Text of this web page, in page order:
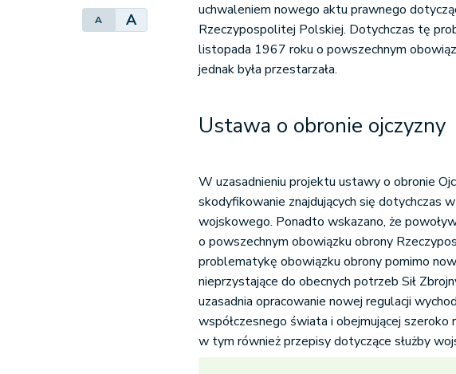
A A
uchwaleniem nowego aktu prawnego
Rzeczypospolitej Polskiej. Dotychczas tę
listopada 1967 roku o powszechnym
jednak była przestarzała.
Ustawa o obronie ojczyzny
W uzasadnieniu projektu ustawy o obronie
skodyfikowanie znajdujących się dotychczas
wojskowego. Ponadto wskazano, że
o powszechnym obowiązku obrony
problematykę obowiązku obrony pomimo
nieprzystające do obecnych potrzeb Sił
uzasadnia opracowanie nowej regulacji
współczesnego świata i obejmującej
w tym również przepisy dotyczące służby